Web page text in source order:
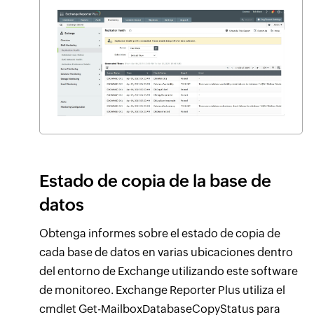
Estado de copia de la base de
datos
Obtenga informes sobre el estado de copia de
cada base de datos en varias ubicaciones dentro
del entorno de Exchange utilizando este software
de monitoreo. Exchange Reporter Plus utiliza el
cmdlet Get-MailboxDatabaseCopyStatus para